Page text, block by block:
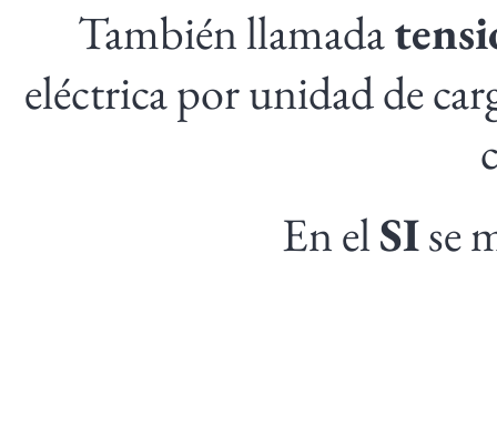
También llamada
eléctrica por unidad de
En elSIse